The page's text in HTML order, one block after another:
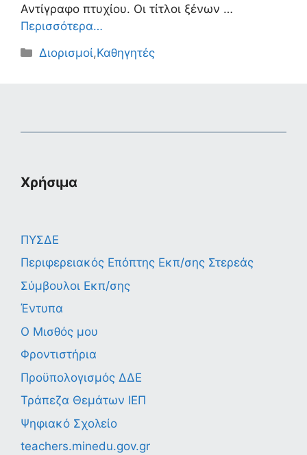
Αντίγραφο πτυχίου. Οι τίτλοι ξένων …
Περισσότερα…
Κατηγορίες
Διορισμοί,Καθηγητές
Χρήσιμα
ΠΥΣΔΕ
Περιφερειακός Επόπτης Εκπ/σης Στερεάς
Σύμβουλοι Εκπ/σης
Έντυπα
Ο Μισθός μου
Φροντιστήρια
Προϋπολογισμός ΔΔΕ
Τράπεζα Θεμάτων ΙΕΠ
Ψηφιακό Σχολείο
teachers.minedu.gov.gr